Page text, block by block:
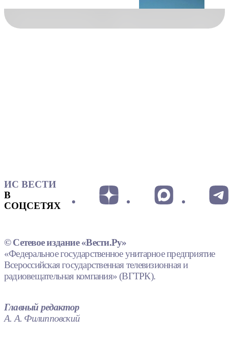
ИС ВЕСТИ
В
СОЦСЕТЯХ
© Сетевое издание «Вести.Ру»
«Федеральное государственное унитарное предприятие
Всероссийская государственная телевизионная и
радиовещательная компания» (ВГТРК).
Главный редактор
А. А. Филипповский